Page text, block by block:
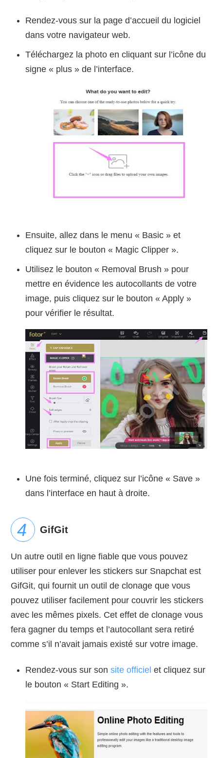
Rendez-vous sur la page d’accueil du logiciel
dans votre navigateur web.
Téléchargez la photo en cliquant sur l’icône du
signe « plus » de l’interface.
Ensuite, allez dans le menu « Basic » et
cliquez sur le bouton « Magic Clipper ».
Utilisez le bouton « Removal Brush » pour
mettre en évidence les autocollants de votre
image, puis cliquez sur le bouton « Apply »
pour vérifier le résultat.
Une fois terminé, cliquez sur l’icône « Save »
dans l’interface en haut à droite.
GifGit
Un autre outil en ligne fiable que vous pouvez
utiliser pour enlever les stickers sur Snapchat est
GifGit, qui fournit un outil de clonage que vous
pouvez utiliser facilement pour couvrir les stickers
avec les mêmes pixels. Cet effet de clonage vous
fera gagner du temps et l’autocollant sera retiré
comme s’il n’avait jamais existé sur votre image.
Rendez-vous sur sonsite officiel et cliquez sur
le bouton « Start Editing ».